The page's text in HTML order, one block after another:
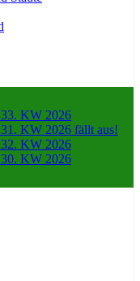
33. KW 2026
KW 2026 fällt aus!
32. KW 2026
30. KW 2026